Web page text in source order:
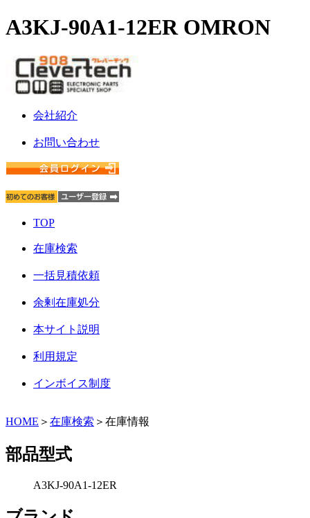
A3KJ-90A1-12ER OMRON
会社紹介
お問い合わせ
TOP
在庫検索
一括見積依頼
余剰在庫処分
本サイト説明
利用規定
インボイス制度
HOME ＞ 在庫検索 ＞在庫情報
部品型式
A3KJ-90A1-12ER